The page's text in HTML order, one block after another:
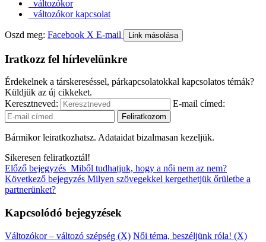
változókor
változókor kapcsolat
Oszd meg: Facebook X E-mail Link másolása
Iratkozz fel hírlevelünkre
Érdekelnek a társkereséssel, párkapcsolatokkal kapcsolatos témák?
Küldjük az új cikkeket.
Keresztneved:
E-mail címed:
Bármikor leiratkozhatsz. Adataidat bizalmasan kezeljük.
Sikeresen feliratkoztál!
Előző bejegyzés Miből tudhatjuk, hogy a női nem az nem?
Következő bejegyzés Milyen szövegekkel kergethetjük őrületbe a
partnerünket?
Kapcsolódó bejegyzések
Változókor – változó szépség (X) Női téma, beszéljünk róla! (X)